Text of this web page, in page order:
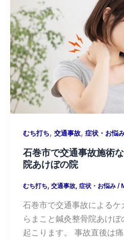
むち打ち, 交通事故, 症状・お悩
石巻市で交通事故施術
院あけぼの院
むち打ち, 交通事故, 症状・お悩み/
石巻市で交通事故による
らまこと鍼灸整骨院あけ
起こります。 事故直後は